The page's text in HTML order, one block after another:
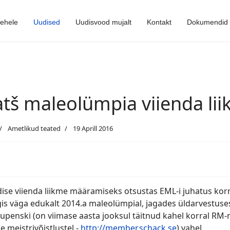
Uudised Uudisvood mujalt Kontakt Dokumendid
maleolümpia viienda
Ametlikud teated 19 Aprill 2016
viienda liikme määramiseks otsustas EML-i juhatus
väga edukalt 2014.a maleolümpial, jagades
(on viimase aasta jooksul täitnud kahel korral